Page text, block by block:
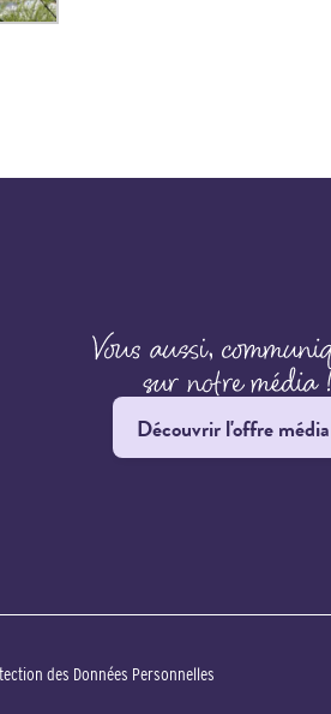
Découvrir l'offre média
des Données Personnelles